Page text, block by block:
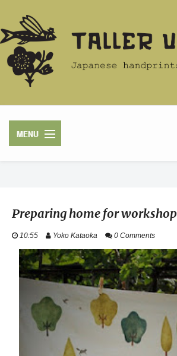
ACERCA
TALLERES
Preparing home for workshop
10:55 Yoko Kataoka 0 Comments